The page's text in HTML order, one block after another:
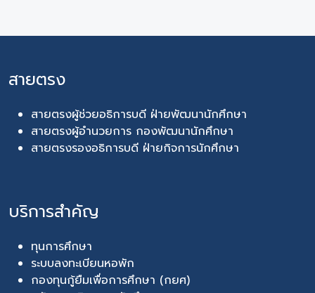
สายตรง
สายตรงผู้ช่วยอธิการบดี ฝ่ายพัฒนานักศึกษา
สายตรงผู้อำนวยการ กองพัฒนานักศึกษา
สายตรงรองอธิการบดี ฝ่ายกิจการนักศึกษา
บริการสำคัญ
ทุนการศึกษา
ระบบลงทะเบียนหอพัก
กองทุนกู้ยืมเพื่อการศึกษา (กยศ)